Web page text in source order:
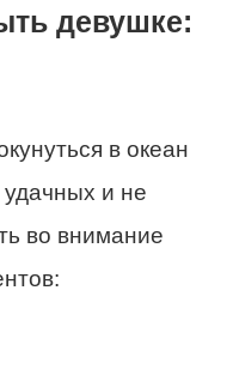
девушке:
в океан
и не
во внимание